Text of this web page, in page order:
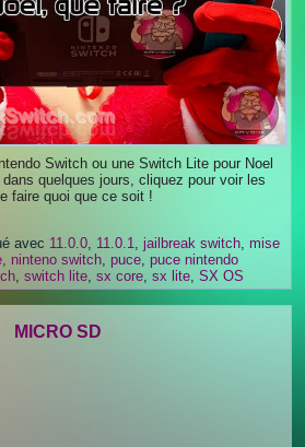
Switch ou une Switch Lite pour Noel
quelques jours, cliquez pour voir les
faire quoi que ce soit !
avec 11.0.0 11.0.1 ,jailbreak switch ,mise
ninteno switch ,puce ,puce nintendo
,switch lite ,sx core ,sx lite ,SX OS
MICRO SD